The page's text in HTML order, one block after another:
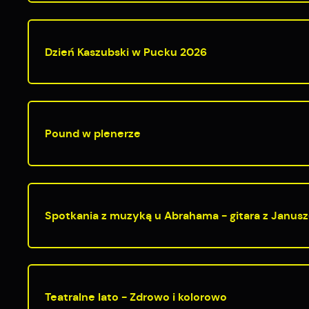
Dzień Kaszubski w Pucku 2026
Pound w plenerze
Spotkania z muzyką u Abrahama - gitara z
Teatralne lato - Zdrowo i kolorowo